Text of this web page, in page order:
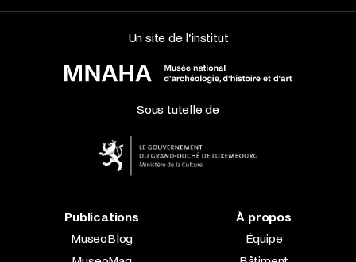
Un site de l’institut
Sous tutelle de
Publications
MuseoBlog
À propos
Équipe